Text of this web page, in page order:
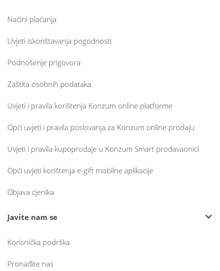
Načini plaćanja
Uvjeti iskorištavanja pogodnosti
Podnošenje prigovora
Zaštita osobnih podataka
Uvjeti i pravila korištenja Konzum online platforme
Opći uvjeti i pravila poslovanja za Konzum online prodaju
Uvjeti i pravila kupoprodaje u Konzum Smart prodavaonici
Opći uvjeti korištenja e-gift mobilne aplikacije
Objava cjenika
Javite nam se
Korisnička podrška
Pronađite nas